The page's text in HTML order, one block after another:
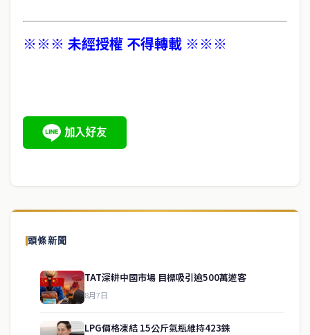
※※※ 未經授權 不得轉載 ※※※
頭條新聞
TAT深耕中國市場 目標吸引逾500萬遊客
8月7日
LPG價格凍結 15公斤氣瓶維持423銖